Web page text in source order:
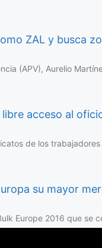
ZAL y busca
(APV), Aurelio
acceso al
de los
su mayor
Europe 2016 que